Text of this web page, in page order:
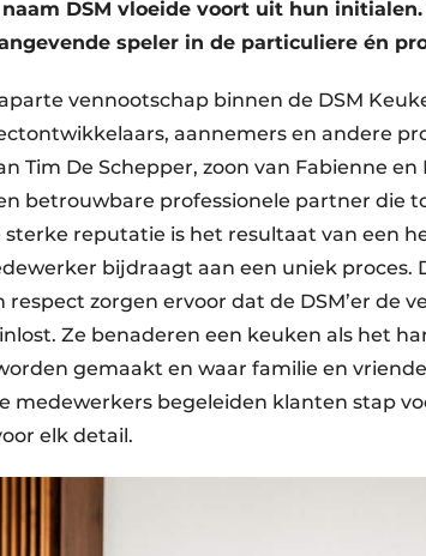
DSM vloeide voort uit hun
speler in de particuliere én
vennootschap binnen de DSM
aannemers en andere
Tim De Schepper, zoon van Fabienne
betrouwbare professionele partner die
sterke reputatie is het resultaat van een
bijdraagt aan een uniek proces.
zorgen ervoor dat de DSM’er de
Ze benaderen een keuken als het
gemaakt en waar familie en
medewerkers begeleiden klanten stap
elk detail.